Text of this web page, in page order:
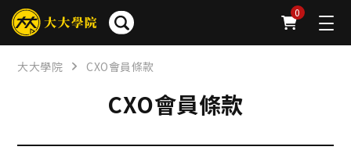
0
大大學院 CXO會員條款
CXO會員條款